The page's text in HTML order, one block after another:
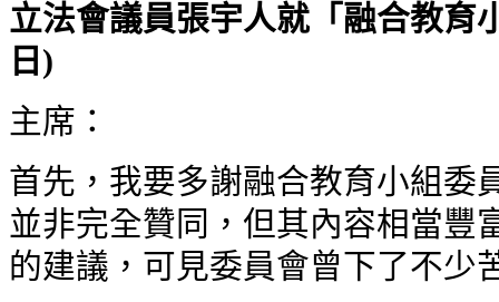
立法會議員張宇人就「融合教育
日 )
主席：
首先，我要多謝融合教育小組委
並非完全贊同，但其內容相當豐
的建議，可見委員會曾下了不少